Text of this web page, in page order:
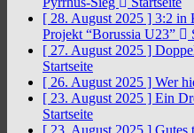
[ 28. August 2025 ] 3:2 in
Projekt “Borussia U23”
[ 27. August 2025 ]
Startseite
[ 26. August 2025 ] Wer
[ 23. August 2025 ] Ein
Startseite
[ 23. August 2025 ] Gutes